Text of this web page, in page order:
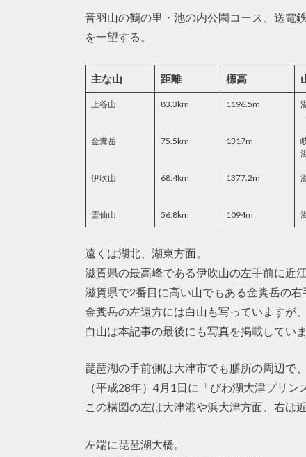
音羽山の鶴の里・池の内公園コース、送電
を一望する。
主な山 距離 標高
上谷山 83.3km 1196.5m
金糞岳 75.5km 1317m
伊吹山 68.4km 1377.2m
霊仙山 56.8km 1094m
遠くは湖北、湖東方面。
滋賀県の最高峰である伊吹山の左手前に近
滋賀県で2番目に高い山でもある金糞岳の右
金糞岳の左遠方には白山も写っていますが
白山は本記事の最後にも写真を掲載していま
琵琶湖の手前側は大津市でも膳所の周辺
（平成28年）4月1日に「びわ湖大津プリン
この構図の左は大津港や浜大津方面、右は
左端に琵琶湖大橋。